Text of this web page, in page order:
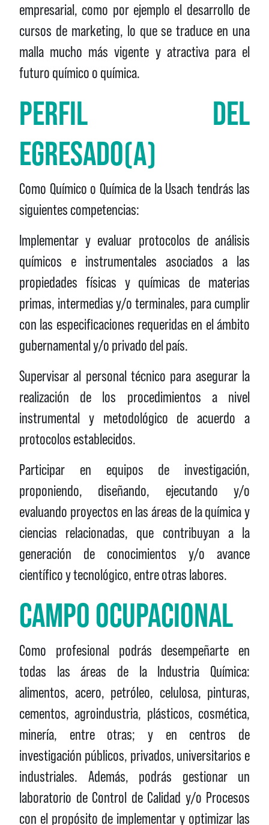
empresarial, como por ejemplo el desarrollo de
cursos de marketing, lo que se traduce en una
malla mucho más vigente y atractiva para el
futuro químico o química.
PERFIL DEL
EGRESADO(A)
Como Químico o Química de la Usach tendrás las
siguientes competencias:
Implementar y evaluar protocolos de análisis
químicos e instrumentales asociados a las
propiedades físicas y químicas de materias
primas, intermedias y/o terminales, para cumplir
con las especificaciones requeridas en el ámbito
gubernamental y/o privado del país.
Supervisar al personal técnico para asegurar la
realización de los procedimientos a nivel
instrumental y metodológico de acuerdo a
protocolos establecidos.
Participar en equipos de investigación,
proponiendo, diseñando, ejecutando y/o
evaluando proyectos en las áreas de la química y
ciencias relacionadas, que contribuyan a la
generación de conocimientos y/o avance
científico y tecnológico, entre otras labores.
CAMPO OCUPACIONAL
Como profesional podrás desempeñarte en
todas las áreas de la Industria Química:
alimentos, acero, petróleo, celulosa, pinturas,
cementos, agroindustria, plásticos, cosmética,
minería, entre otras; y en centros de
investigación públicos, privados, universitarios e
industriales. Además, podrás gestionar un
laboratorio de Control de Calidad y/o Procesos
con el propósito de implementar y optimizar las